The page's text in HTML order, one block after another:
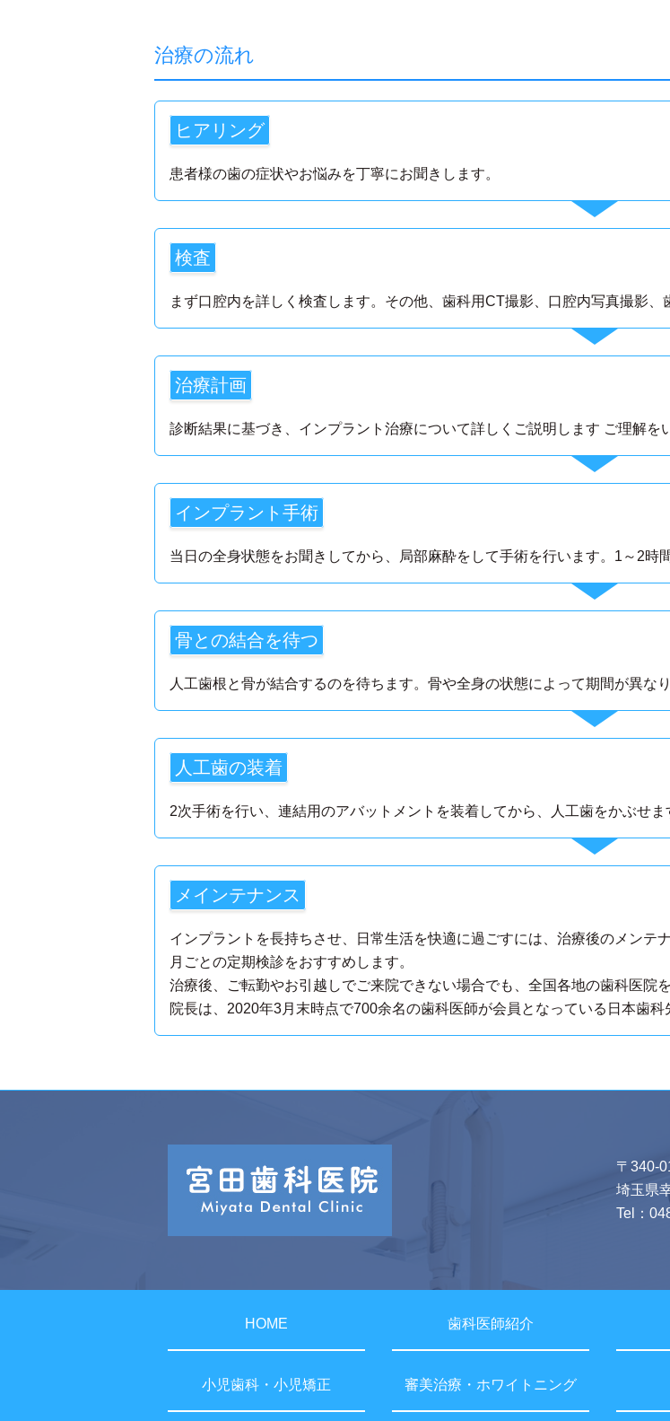
治療の流れ
ヒアリング
患者様の歯の症状やお悩みを丁寧にお聞きします。
検査
まず口腔内を詳しく検査します。その他、歯科用CT撮影、口腔内写真撮影
治療計画
診断結果に基づき、インプラント治療について詳しくご説明します ご理解を
インプラント手術
当日の全身状態をお聞きしてから、局部麻酔をして手術を行います。1～2時
骨との結合を待つ
人工歯根と骨が結合するのを待ちます。骨や全身の状態によって期間が異な
人工歯の装着
2次手術を行い、連結用のアバットメントを装着してから、人工歯をかぶせま
メインテナンス
インプラントを長持ちさせ、日常生活を快適に過ごすには、治療後のメンテ
月ごとの定期検診をおすすめします。
治療後、ご転勤やお引越しでご来院できない場合でも、全国各地の歯科医院
院長は、2020年3月末時点で700余名の歯科医師が会員となっている日本歯科
〒340-
埼玉県
Tel：
HOME 歯科医師紹介
小児歯科・小児矯正 審美治療・ホワイトニング